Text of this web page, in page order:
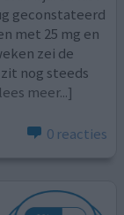
geconstateerd
met 25 mg en
zei de
nog steeds
meer...]
0 reacties